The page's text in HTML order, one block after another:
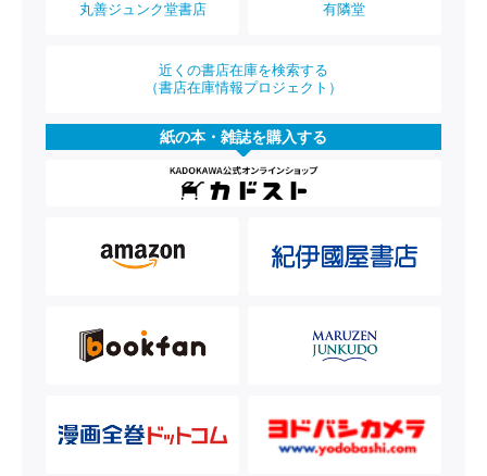
丸善ジュンク堂書店 有隣堂
近くの書店在庫を検索する
（書店在庫情報プロジェクト）
紙の本・雑誌を購入する